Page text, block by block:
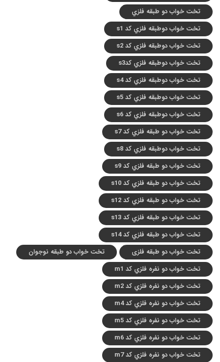
تخت خواب دو طبقه فلزي
تخت خواب دوطبقه فلزي کد s1
تخت خواب دوطبقه فلزي کد s2
تخت خواب دوطبقه فلزي کدs3
تخت خواب دوطبقه فلزي کد s4
تخت خواب دوطبقه فلزي کد s5
تخت خواب دوطبقه فلزي کد s6
تخت خواب دو طبقه فلزي کد s7
تخت خواب دوطبقه فلزي کد s8
تخت خواب دو طبقه فلزي کد s9
تخت خواب دو طبقه فلزي کد s10
تخت خواب دو طبقه فلزي کد s12
تخت خواب دو طبقه فلزي کد s13
تخت خواب دو طبقه فلزي کد s14
تخت خواب دو طبقه فلزی
تخت خواب دو طبقه نوجوان
تخت خواب دو نفره فلزي کد m1
تخت خواب دو نفره فلزي کد m2
تخت خواب دو نفره فلزي کد m4
تخت خواب دو نفره فلزي کد m5
تخت خواب دو نفره فلزي کد m6
تخت خواب دو نفره فلزي کد m7